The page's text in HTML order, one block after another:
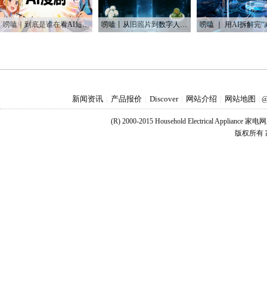
唠嗑｜到底是谁在看AI短剧？！ 唠嗑丨从旧照片到数字人：AI如何“复活”我们的思念
新闻资讯 产品报价 Discover 网站介绍 网站地图
(R) 2000-2015 Household Electrical Appliance 家电
版权所有